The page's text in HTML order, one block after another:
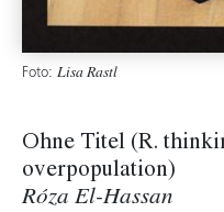
Foto: Lisa Rastl
Ohne Titel (R.
overpopulation)
Róza El-Hassan